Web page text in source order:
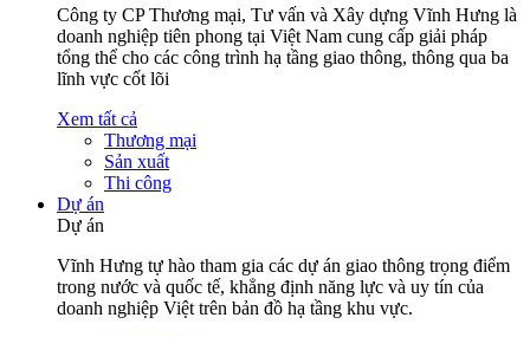
Công ty CP Thương mại, Tư vấn và Xây dựng Vĩnh Hưng là
doanh nghiệp tiên phong tại Việt Nam cung cấp giải pháp
tổng thể cho các công trình hạ tầng giao thông, thông qua ba
lĩnh vực cốt lõi
Xem tất cả
Thương mại
Sản xuất
Thi công
Dự án
Dự án
Vĩnh Hưng tự hào tham gia các dự án giao thông trọng điểm
trong nước và quốc tế, khẳng định năng lực và uy tín của
doanh nghiệp Việt trên bản đồ hạ tầng khu vực.